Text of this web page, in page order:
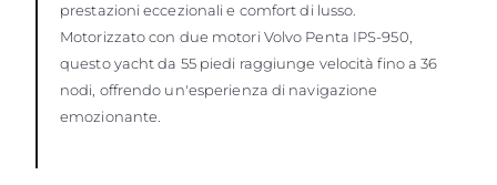
prestazioni eccezionali e comfort di lusso.
Motorizzato con due motori Volvo Penta IPS-950,
questo yacht da 55 piedi raggiunge velocità fino a 36
nodi, offrendo un'esperienza di navigazione
emozionante.